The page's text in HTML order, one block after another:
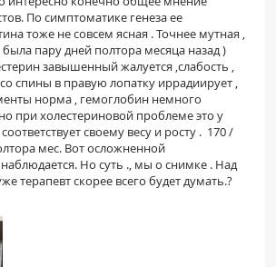
По симптоматике генеза ее
тоже не совсем ясная . Точнее мутная ,
пару дней полтора месяца назад )
завышенный жалуется ,слабость ,
спины в правую лопатку иррадиирует ,
норма , гемоглобин немного
при холестериновой проблеме это у
своему весу и росту . 170 /
мес. Вот осложненной
Но суть ., мы о снимке . Над
терапевт скорее всего будет думать.?